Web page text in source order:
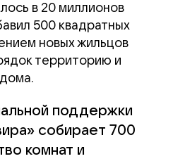
в 20 миллионов
500 квадратных
новых жильцов
территорию и
поддержки
собирает 700
комнат и